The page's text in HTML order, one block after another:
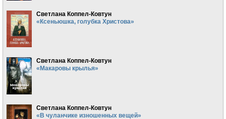
Светлана Коппел-Ковтун
«Ксеньюшка, голубка Христова»
Светлана Коппел-Ковтун
«Макаровы крылья»
Светлана Коппел-Ковтун
«В чуланчике изношенных вещей»